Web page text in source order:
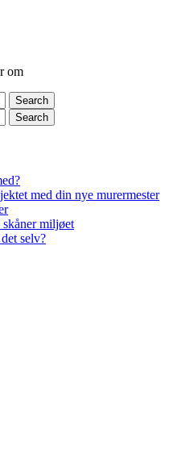
om
Search
Search
med din nye murermester
miljøet
selv?